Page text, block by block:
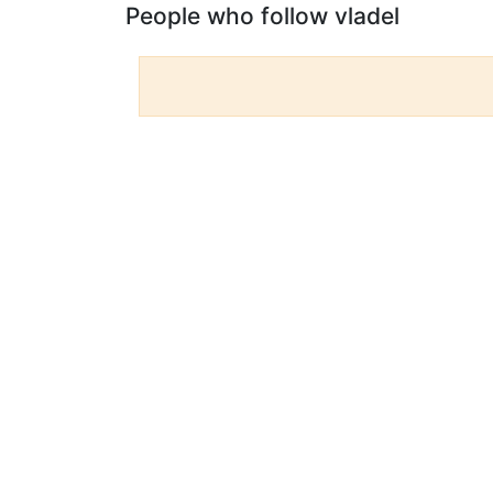
People who follow vladel